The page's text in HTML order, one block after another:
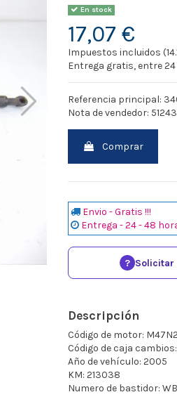
En stock
17,07 €
Impuestos incluidos
Entrega gratis, entre
Referencia principal:
Nota de vendedor:
Comprar
Envio - Gratis !!!
Entrega - 24 - 48
? Solicitar
Descripción
Código de motor:
Código de caja
Año de vehículo: 2005
KM: 213038
Numero de bastidor: